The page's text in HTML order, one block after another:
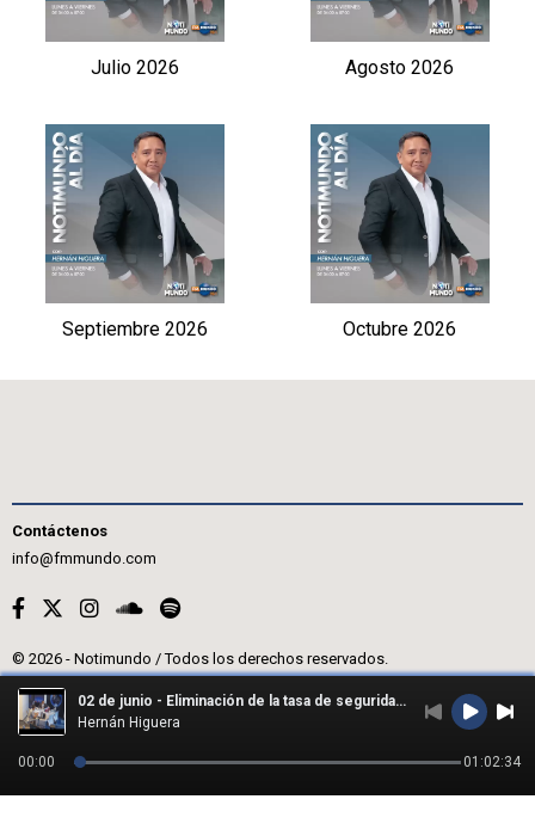
Julio 2026 Agosto 2026
Septiembre 2026 Octubre 2026
02 de junio - Eliminación de la tasa de seguridad, ¿cuál es la expectativa?
Hernán Higuera
00:00 01:02:34
Contáctenos
info@fmmundo.com
© 2026 - Notimundo / Todos los derechos reservados.